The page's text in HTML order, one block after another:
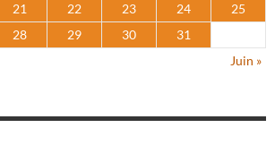
21 22 23 24
25
28 29 30
31
Juin »